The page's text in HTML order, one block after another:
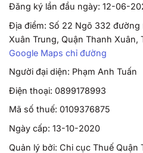
Đăng ký lần đầu ngày: 12-06-
Địa điểm: Số 22 Ngõ 332 đường
Xuân Trung, Quận Thanh Xuân,
Google Maps chỉ đường
Người đại diện: Phạm Anh Tuấn
Điện thoại: 0899178993
Mã số thuế: 0109376875
Ngày cấp: 13-10-2020
Quản lý bởi: Chi cục Thuế Quận